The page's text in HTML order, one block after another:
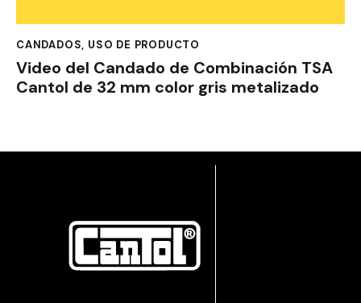
CANDADOS, USO DE PRODUCTO
Video del Candado de Combinación TSA
Cantol de 32 mm color gris metalizado